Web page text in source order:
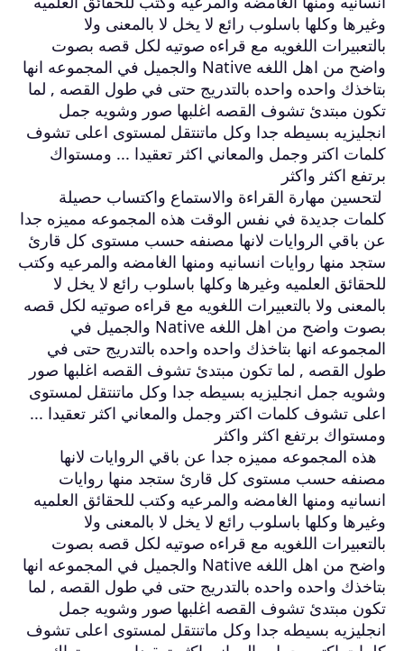
وغيرها وكلها باسلوب رائع لا يخل لا بالمعنى ولا
بالتعبيرات اللغويه مع قراءه صوتيه لكل قصه بصوت
واضح من اهل اللغه Native والجميل في المجموعه انها
بتاخذك واحده واحده بالتدريج حتى في طول القصه , لما
تكون مبتدئ تشوف القصه اغلبها صور وشويه جمل
انجليزيه بسيطه جدا وكل ماتنتقل لمستوى اعلى تشوف
كلمات اكتر وجمل والمعاني اكثر تعقيدا ... ومستواك
برتفع اكثر واكثر
لتحسين مهارة القراءة والاستماع واكتساب حصيلة
كلمات جديدة في نفس الوقت هذه المجموعه مميزه جدا
عن باقي الروايات لانها مصنفه حسب مستوى كل قارئ
ستجد منها روايات انسانيه ومنها الغامضه والمرعيه وكتب
للحقائق العلميه وغيرها وكلها باسلوب رائع لا يخل لا
بالمعنى ولا بالتعبيرات اللغويه مع قراءه صوتيه لكل قصه
بصوت واضح من اهل اللغه Native والجميل في
المجموعه انها بتاخذك واحده واحده بالتدريج حتى في
طول القصه , لما تكون مبتدئ تشوف القصه اغلبها صور
وشويه جمل انجليزيه بسيطه جدا وكل ماتنتقل لمستوى
اعلى تشوف كلمات اكتر وجمل والمعاني اكثر تعقيدا ...
ومستواك برتفع اكثر واكثر
هذه المجموعه مميزه جدا عن باقي الروايات لانها
مصنفه حسب مستوى كل قارئ ستجد منها روايات
انسانيه ومنها الغامضه والمرعيه وكتب للحقائق العلميه
وغيرها وكلها باسلوب رائع لا يخل لا بالمعنى ولا
بالتعبيرات اللغويه مع قراءه صوتيه لكل قصه بصوت
واضح من اهل اللغه Native والجميل في المجموعه انها
بتاخذك واحده واحده بالتدريج حتى في طول القصه , لما
تكون مبتدئ تشوف القصه اغلبها صور وشويه جمل
انجليزيه بسيطه جدا وكل ماتنتقل لمستوى اعلى تشوف